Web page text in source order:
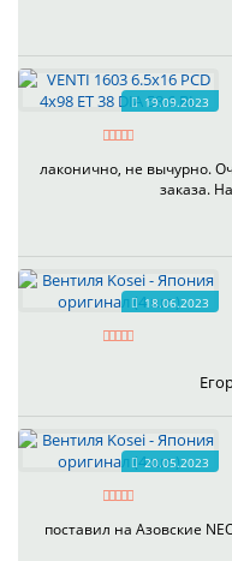
19.09.2023
лаконично, не вычурно.
заказа.
18.06.2023
20.05.2023
поставил на Азовские